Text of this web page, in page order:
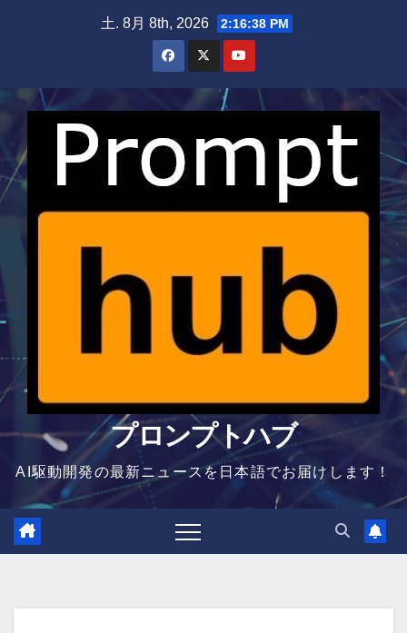
土. 8月 8th, 2026 2:16:38 PM
プロンプトハブ
AI駆動開発の最新ニュースを日本語でお届けします！